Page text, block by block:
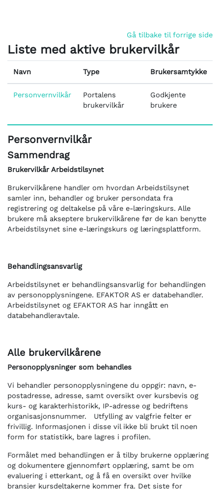
Gå tilbake til forrige side
Liste med aktive brukervilkår
Navn Type Brukersamtykke
Personvernvilkår
Portalens
brukervilkår
Godkjente
brukere
Personvernvilkår
Sammendrag
Brukervilkår Arbeidstilsynet
Brukervilkårene handler om hvordan Arbeidstilsynet
samler inn, behandler og bruker persondata fra
registrering og deltakelse på våre e-læringskurs. Alle
brukere må akseptere brukervilkårene før de kan benytte
Arbeidstilsynet sine e-læringskurs og læringsplattform.
Behandlingsansvarlig
Arbeidstilsynet er behandlingsansvarlig for behandlingen
av personopplysningene. EFAKTOR AS er databehandler.
Arbeidstilsynet og EFAKTOR AS har inngått en
databehandleravtale.
Alle brukervilkårene
Personopplysninger som behandles
Vi behandler personopplysningene du oppgir: navn, e-
postadresse, adresse, samt oversikt over kursbevis og
kurs- og karakterhistorikk, IP-adresse og bedriftens
organisasjonsnummer. Utfylling av valgfrie felter er
frivillig. Informasjonen i disse vil ikke bli brukt til noen
form for statistikk, bare lagres i profilen.
Formålet med behandlingen er å tilby brukerne opplæring
og dokumentere gjennomført opplæring, samt be om
evaluering i etterkant, og å få en oversikt over hvilke
bransjer kursdeltakerne kommer fra. Det siste for